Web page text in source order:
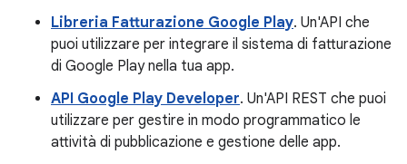
Libreria Fatturazione Google Play. Un'API che
puoi utilizzare per integrare il sistema di fatturazione
di Google Play nella tua app.
API Google Play Developer. Un'API REST che puoi
utilizzare per gestire in modo programmatico le
attività di pubblicazione e gestione delle app.